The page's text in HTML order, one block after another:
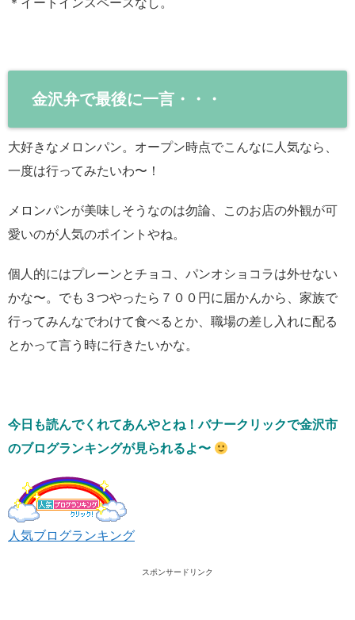
＊イートインスペースなし。
金沢弁で最後に一言・・・
大好きなメロンパン。オープン時点でこんなに人気なら、
一度は行ってみたいわ〜！
メロンパンが美味しそうなのは勿論、このお店の外観が可
愛いのが人気のポイントやね。
個人的にはプレーンとチョコ、パンオショコラは外せない
かな〜。でも３つやったら７００円に届かんから、家族で
行ってみんなでわけて食べるとか、職場の差し入れに配る
とかって言う時に行きたいかな。
今日も読んでくれてあんやとね！バナークリックで金沢市
のブログランキングが見られるよ〜
人気ブログランキング
スポンサードリンク